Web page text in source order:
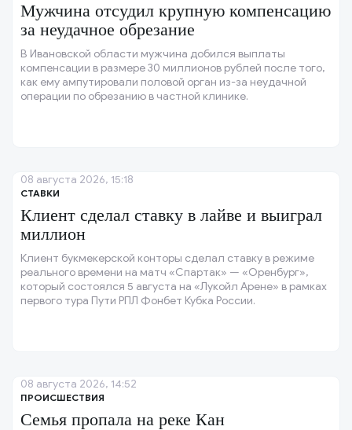
Мужчина отсудил крупную компенсацию
за неудачное обрезание
В Ивановской области мужчина добился выплаты
компенсации в размере 30 миллионов рублей после того,
как ему ампутировали половой орган из-за неудачной
операции по обрезанию в частной клинике.
СТАВКИ
Клиент сделал ставку в лайве и выиграл
миллион
Клиент букмекерской конторы сделал ставку в режиме
реального времени на матч «Спартак» — «Оренбург»,
который состоялся 5 августа на «Лукойл Арене» в рамках
первого тура Пути РПЛ Фонбет Кубка России.
08 августа 2026, 15:18
ПРОИСШЕСТВИЯ
Семья пропала на реке Кан
08 августа 2026, 14:52